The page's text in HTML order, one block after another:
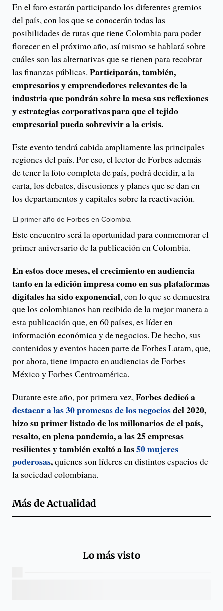
En el foro estarán participando los diferentes gremios
del país, con los que se conocerán todas las
posibilidades de rutas que tiene Colombia para poder
florecer en el próximo año, así mismo se hablará sobre
cuáles son las alternativas que se tienen para recobrar
las finanzas públicas. Participarán, también,
empresarios y emprendedores relevantes de la
industria que pondrán sobre la mesa sus reflexiones
y estrategias corporativas para que el tejido
empresarial pueda sobrevivir a la crisis.
Este evento tendrá cabida ampliamente las principales
regiones del país. Por eso, el lector de Forbes además
de tener la foto completa de país, podrá decidir, a la
carta, los debates, discusiones y planes que se dan en
los departamentos y capitales sobre la reactivación.
El primer año de Forbes en Colombia
Este encuentro será la oportunidad para conmemorar el
primer aniversario de la publicación en Colombia.
En estos doce meses, el crecimiento en audiencia
tanto en la edición impresa como en sus plataformas
digitales ha sido exponencial, con lo que se demuestra
que los colombianos han recibido de la mejor manera a
esta publicación que, en 60 países, es líder en
información económica y de negocios. De hecho, sus
contenidos y eventos hacen parte de Forbes Latam, que,
por ahora, tiene impacto en audiencias de Forbes
México y Forbes Centroamérica.
Durante este año, por primera vez, Forbes dedicó a
destacar a las 30 promesas de los negociosdel 2020,
hizo su primer listado de los millonarios de el país,
resalto, en plena pandemia, a las 25 empresas
resilientes y también exaltó a las50 mujeres
poderosas,quienes son líderes en distintos espacios de
la sociedad colombiana.
Más deActualidad
Lo más visto